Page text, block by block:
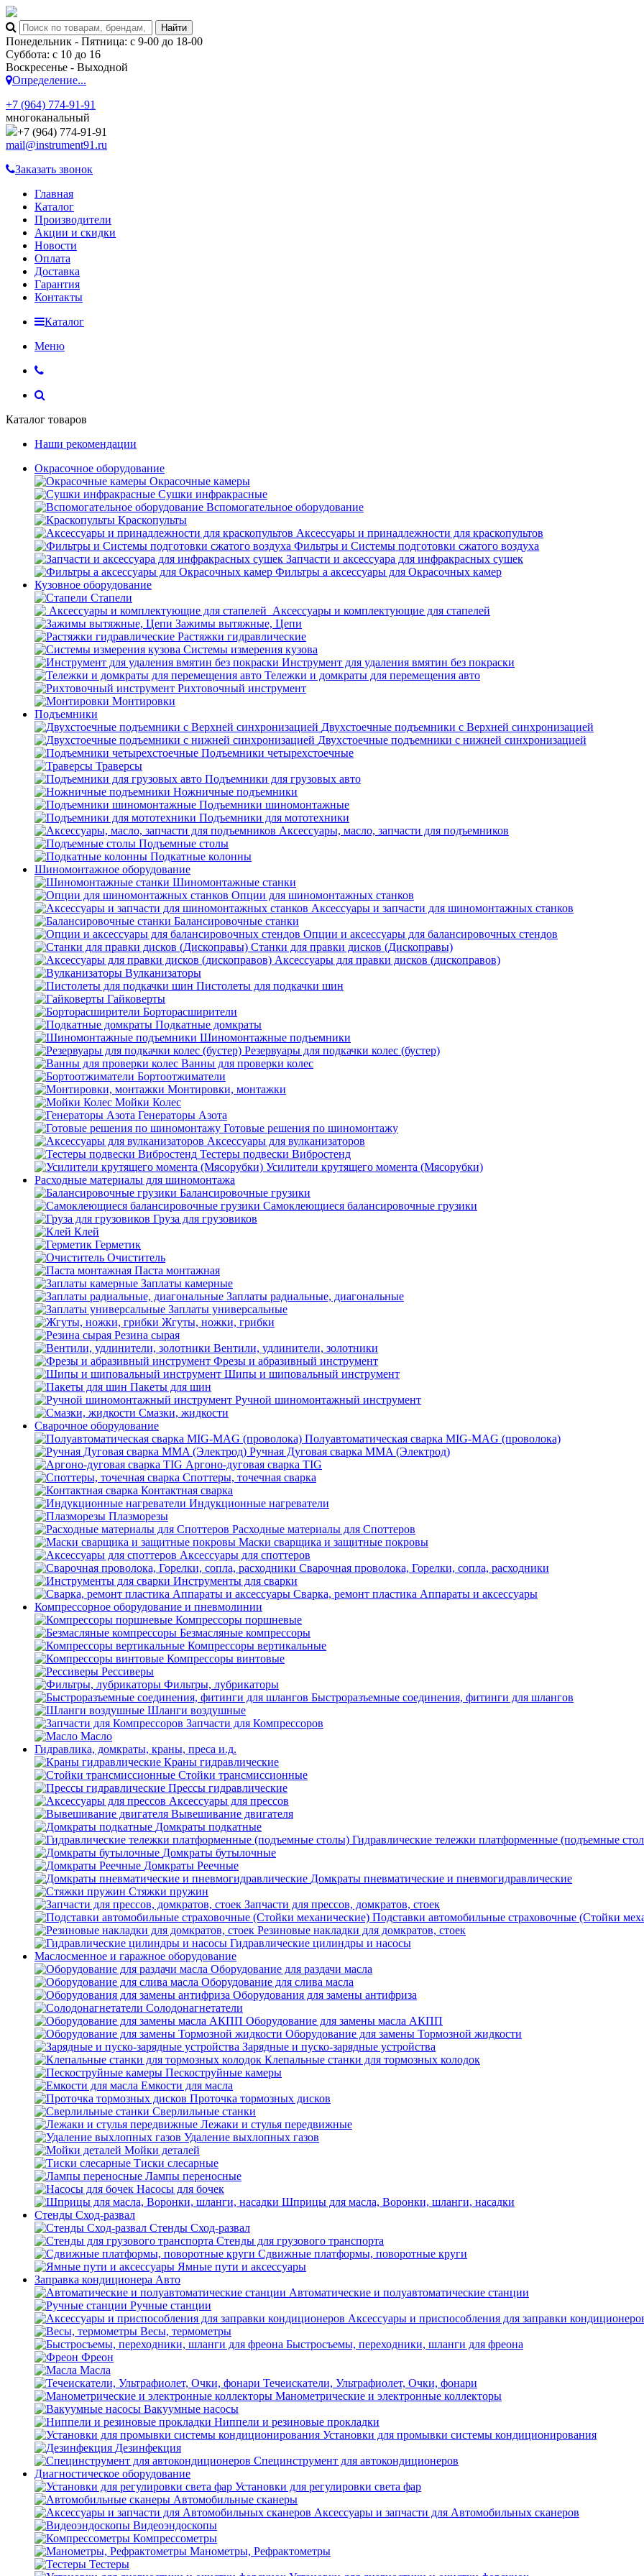
Понедельник - Пятница: с 9-00 до 18-00
Суббота: с 10 до 16
Воскресенье - Выходной
Определение...
+7 (964) 774-91-91
многоканальный
+7 (964) 774-91-91
mail@instrument91.ru
Заказать звонок
Главная
Каталог
Производители
Акции и скидки
Новости
Оплата
Доставка
Гарантия
Контакты
Каталог
Меню
Каталог товаров
Наши рекомендации
Окрасочное оборудование
Окрасочные камеры
Сушки инфракрасные
Вспомогательное оборудование
Краскопульты
Аксессуары и принадлежности для краскопультов
Фильтры и Системы подготовки сжатого воздуха
Запчасти и аксессуара для инфракрасных сушек
Фильтры а аксессуары для Окрасочных камер
Кузовное оборудование
Стапели
Аксессуары и комплектующие для стапелей
Зажимы вытяжные, Цепи
Растяжки гидравлические
Системы измерения кузова
Инструмент для удаления вмятин без покраски
Тележки и домкраты для перемещения авто
Рихтовочный инструмент
Монтировки
Подъемники
Двухстоечные подъемники с Верхней синхронизацией
Двухстоечные подъемники с нижней синхронизацией
Подъемники четырехстоечные
Траверсы
Подъемники для грузовых авто
Ножничные подъемники
Подъемники шиномонтажные
Подъемники для мототехники
Аксессуары, масло, запчасти для подъемников
Подъемные столы
Подкатные колонны
Шиномонтажное оборудование
Шиномонтажные станки
Опции для шиномонтажных станков
Аксессуары и запчасти для шиномонтажных станков
Балансировочные станки
Опции и аксессуары для балансировочных стендов
Станки для правки дисков (Дископравы)
Аксессуары для правки дисков (дископравов)
Вулканизаторы
Пистолеты для подкачки шин
Гайковерты
Борторасширители
Подкатные домкраты
Шиномонтажные подъемники
Резервуары для подкачки колес (бустер)
Ванны для проверки колес
Бортоотжиматели
Монтировки, монтажки
Мойки Колес
Генераторы Азота
Готовые решения по шиномонтажу
Аксессуары для вулканизаторов
Тестеры подвески Вибростенд
Усилители крутящего момента (Мясорубки)
Расходные материалы для шиномонтажа
Балансировочные грузики
Самоклеющиеся балансировочные грузики
Груза для грузовиков
Клей
Герметик
Очиститель
Паста монтажная
Заплаты камерные
Заплаты радиальные, диагональные
Заплаты универсальные
Жгуты, ножки, грибки
Резина сырая
Вентили, удлинители, золотники
Фрезы и абразивный инструмент
Шипы и шиповальный инструмент
Пакеты для шин
Ручной шиномонтажный инструмент
Смазки, жидкости
Сварочное оборудование
Полуавтоматическая сварка MIG-MAG (проволока)
Ручная Дуговая сварка MMA (Электрод)
Аргоно-дуговая сварка TIG
Споттеры, точечная сварка
Контактная сварка
Индукционные нагреватели
Плазморезы
Расходные материалы для Споттеров
Маски сварщика и защитные покровы
Аксессуары для споттеров
Сварочная проволока, Горелки, сопла, расходники
Инструменты для сварки
Сварка, ремонт пластика Аппараты и аксессуары
Компрессорное оборудование и пневмолинии
Компрессоры поршневые
Безмасляные компрессоры
Компрессоры вертикальные
Компрессоры винтовые
Рессиверы
Фильтры, лубрикаторы
Быстроразъемные соединения, фитинги для шлангов
Шланги воздушные
Запчасти для Компрессоров
Масло
Гидравлика, домкраты, краны, преса и.д.
Краны гидравлические
Стойки трансмиссионные
Прессы гидравлические
Аксессуары для прессов
Вывешивание двигателя
Домкраты подкатные
Гидравлические тележки платформенные (подъемные
Домкраты бутылочные
Домкраты Реечные
Домкраты пневматические и пневмогидравлические
Стяжки пружин
Запчасти для прессов, домкратов, стоек
Подставки автомобильные страховочные (Стойки
Резиновые накладки для домкратов, стоек
Гидравлические цилиндры и насосы
Маслосменное и гаражное оборудование
Оборудование для раздачи масла
Оборудование для слива масла
Оборудования для замены антифриза
Солодонагнетатели
Оборудование для замены масла АКПП
Оборудование для замены Тормозной жидкости
Зарядные и пуско-зарядные устройства
Клепальные станки для тормозных колодок
Пескоструйные камеры
Емкости для масла
Проточка тормозных дисков
Сверлильные станки
Лежаки и стулья передвижные
Удаление выхлопных газов
Мойки деталей
Тиски слесарные
Лампы переносные
Насосы для бочек
Шприцы для масла, Воронки, шланги, насадки
Стенды Сход-развал
Стенды Сход-развал
Стенды для грузового транспорта
Сдвижные платформы, поворотные круги
Ямные пути и аксессуары
Заправка кондиционера Авто
Автоматические и полуавтоматические станции
Ручные станции
Аксессуары и приспособления для заправки
Весы, термометры
Быстросъемы, переходники, шланги для фреона
Фреон
Масла
Течеискатели, Ультрафиолет, Очки, фонари
Манометрические и электронные коллекторы
Вакуумные насосы
Ниппели и резиновые прокладки
Установки для промывки системы кондиционирования
Дезинфекция
Специнструмент для автокондиционеров
Диагностическое оборудование
Установки для регулировки света фар
Автомобильные сканеры
Аксессуары и запчасти для Автомобильных сканеров
Видеоэндоскопы
Компрессометры
Манометры, Рефрактометры
Тестеры